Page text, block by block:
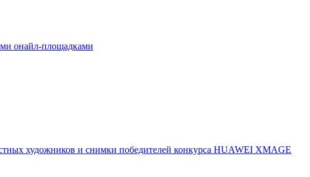
онайл-площадками
художников и снимки победителей конкурса HUAWEI XMAGE